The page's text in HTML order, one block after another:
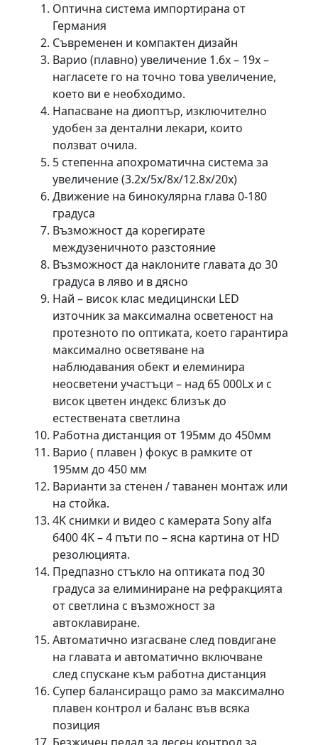
Оптична система импортирана от
Германия
Съвременен и компактен дизайн
Варио (плавно) увеличение 1.6х – 19х –
нагласете го на точно това увеличение,
което ви е необходимо.
Напасване на диоптър, изключително
удобен за дентални лекари, които
ползват очила.
5 степенна апохроматична система за
увеличение (3.2х/5х/8х/12.8х/20х)
Движение на бинокулярна глава 0-180
градуса
Възможност да корегирате
междузеничното разстояние
Възможност да наклоните главата до 30
градуса в ляво и в дясно
Най – висок клас медицински LED
източник за максимална осветеност на
протезното по оптиката, което гарантира
максимално осветяване на
наблюдавания обект и елеминира
неосветени участъци – над 65 000Lx и с
висок цветен индекс близък до
естествената светлина
Работна дистанция от 195мм до 450мм
Варио ( плавен ) фокус в рамките от
195мм до 450 мм
Варианти за стенен / таванен монтаж или
на стойка.
4K снимки и видео с камерата Sony alfa
6400 4K – 4 пъти по – ясна картина от HD
резолюцията.
Предпазно стъкло на оптиката под 30
градуса за елиминиране на рефракцията
от светлина с възможност за
автоклавиране.
Автоматично изгасване след повдигане
на главата и автоматично включване
след спускане към работна дистанция
Супер балансиращо рамо за максимално
плавен контрол и баланс във всяка
позиция